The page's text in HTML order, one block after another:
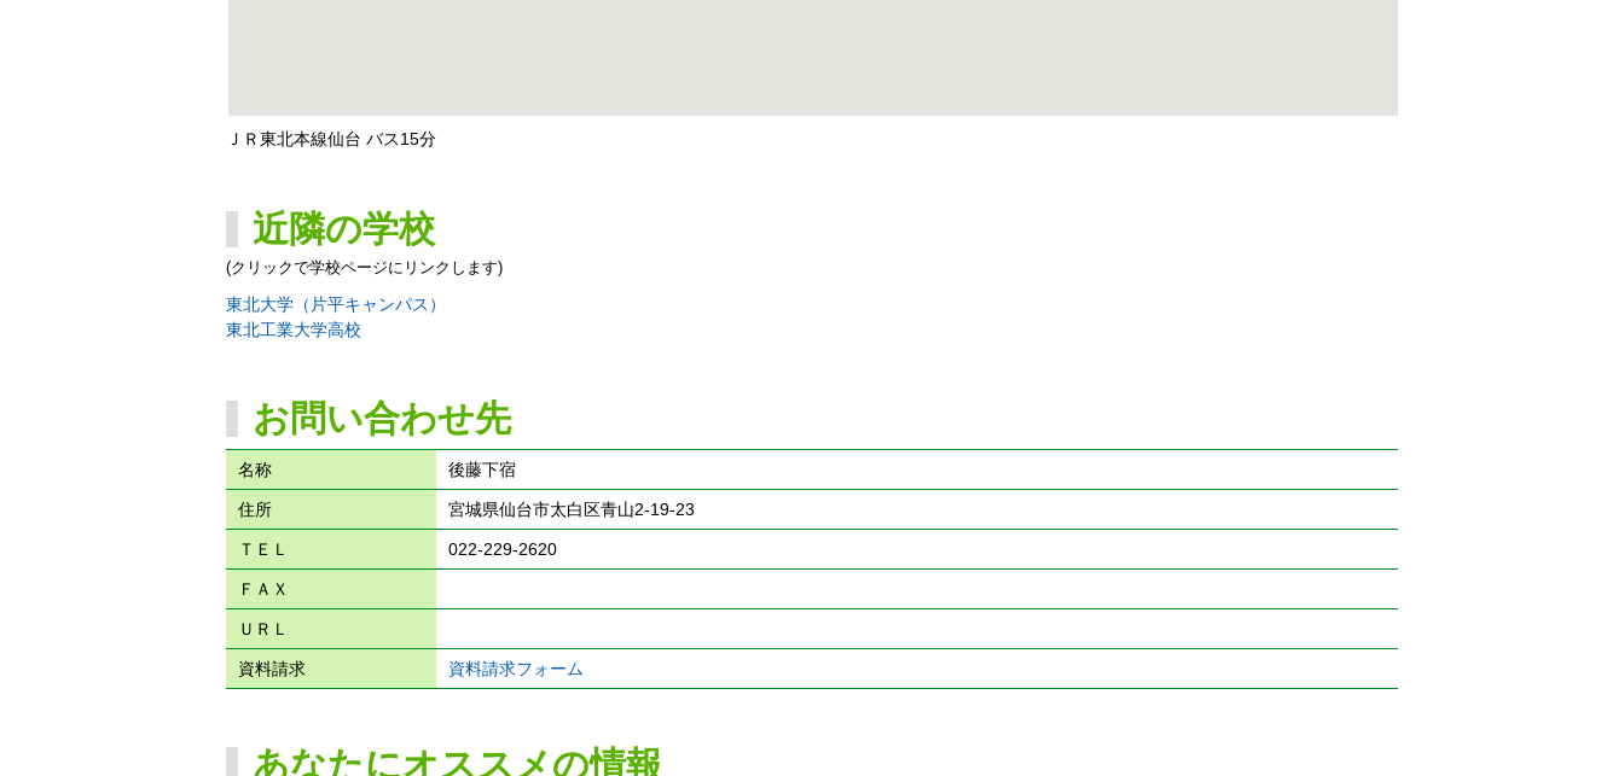
ＪＲ東北本線仙台 バス15分
近隣の学校
(クリックで学校ページにリンクします)
東北大学（片平キャンパス）
東北工業大学高校
お問い合わせ先
名称 後藤下宿
住所 宮城県仙台市太白区青山2-19-23
ＴＥＬ 022-229-2620
ＦＡＸ
ＵＲＬ
資料請求 資料請求フォーム
あなたにオススメの情報